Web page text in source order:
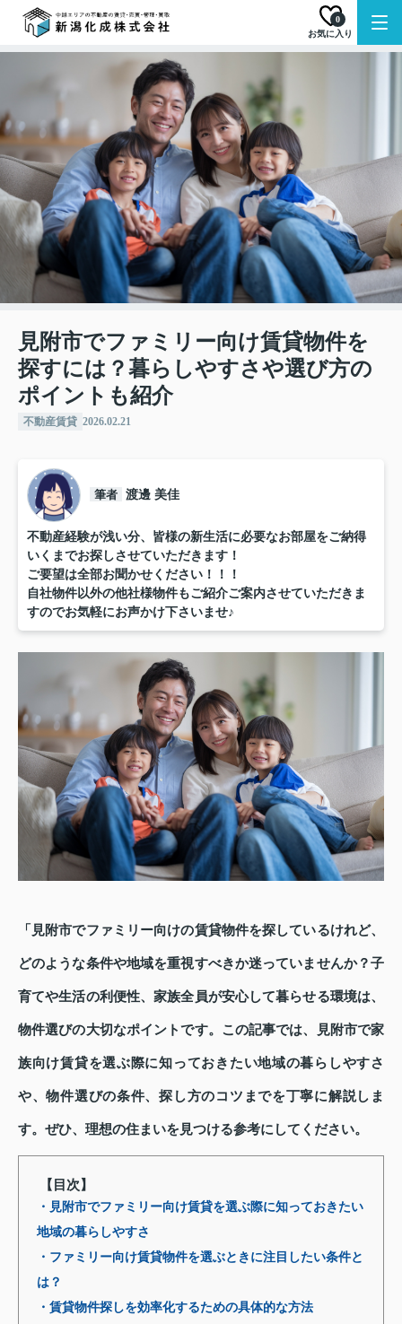
お気に入り
0
見附市でファミリー向け賃貸物件を
探すには？暮らしやすさや選び方の
ポイントも紹介
不動産賃貸 2026.02.21
筆者 渡邊 美佳
不動産経験が浅い分、皆様の新生活に必要なお部屋をご納得
いくまでお探しさせていただきます！
ご要望は全部お聞かせください！！！
自社物件以外の他社様物件もご紹介ご案内させていただきま
すのでお気軽にお声かけ下さいませ♪
「見附市でファミリー向けの賃貸物件を探しているけれど、
どのような条件や地域を重視すべきか迷っていませんか？子
育てや生活の利便性、家族全員が安心して暮らせる環境は、
物件選びの大切なポイントです。この記事では、見附市で家
族向け賃貸を選ぶ際に知っておきたい地域の暮らしやすさ
や、物件選びの条件、探し方のコツまでを丁寧に解説しま
す。ぜひ、理想の住まいを見つける参考にしてください。
【目次】
・見附市でファミリー向け賃貸を選ぶ際に知っておきたい
地域の暮らしやすさ
・ファミリー向け賃貸物件を選ぶときに注目したい条件と
は？
・賃貸物件探しを効率化するための具体的な方法